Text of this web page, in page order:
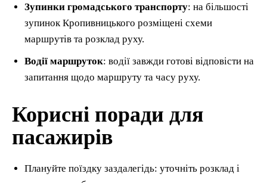
Зупинки громадського транспорту: на більшості
зупинок Кропивницького розміщені схеми
маршрутів та розклад руху.
Водії маршруток: водії завжди готові відповісти на
запитання щодо маршруту та часу руху.
Корисні поради для
пасажирів
Плануйте поїздку заздалегідь: уточніть розклад і